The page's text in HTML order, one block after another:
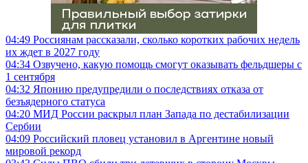
04:49 Россиянам рассказали, сколько коротких рабочих недель
их ждет в 2027 году
04:34 Озвучено, какую помощь смогут оказывать фельдшеры с
1 сентября
04:32 Японию предупредили о последствиях отказа от
безъядерного статуса
04:20 МИД России раскрыл план Запада по дестабилизации
Сербии
04:09 Российский пловец установил в Аргентине новый
мировой рекорд